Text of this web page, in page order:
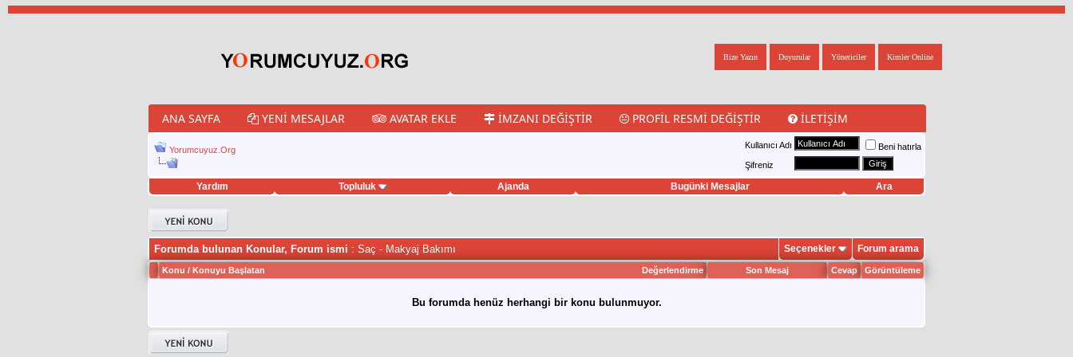
Kimler Online
Yöneticiler
Duyurular
Bize Yazın
ANA SAYFA YENI MESAJLAR AVATAR EKLE İMZANI DEĞIŞTIR PROFIL RESMI DEĞIŞTIR İLETIŞIM
Yorumcuyuz.Org Kullanıcı Adı
Beni hatırla
Şifreniz
Yardım Topluluk Ajanda Bugünki Mesajlar Ara
twitter retweet hilesi
Forumda bulunan Konular, Forum ismi : Saç - Makyaj Bakımı Seçenekler Forum arama
Değerlendirme
Konu / Konuyu Başlatan Son Mesaj Cevap Görüntüleme
Bu forumda henüz herhangi bir konu bulunmuyor.